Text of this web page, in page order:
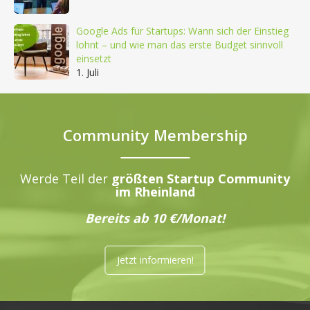
Google Ads für Startups: Wann sich der Einstieg
lohnt – und wie man das erste Budget sinnvoll
einsetzt
1. Juli
Community Membership
Werde Teil der größten Startup Community
im Rheinland
Bereits ab 10 €/Monat!
Jetzt informieren!